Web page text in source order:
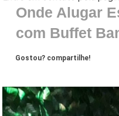
Onde Alugar
com Buffet
Gostou? compartilhe!